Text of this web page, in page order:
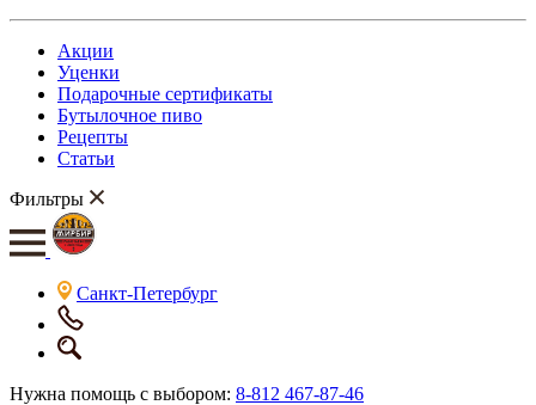
Акции
Уценки
Подарочные сертификаты
Бутылочное пиво
Рецепты
Статьи
Фильтры
Санкт-Петербург
Нужна помощь с выбором: 8-812 467-87-46